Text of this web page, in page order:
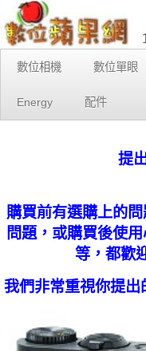
數位相機 數位單眼
Energy 配件
提
購買前有選購上的
問題，或購買後使
等，都歡
我們非常重視你提出